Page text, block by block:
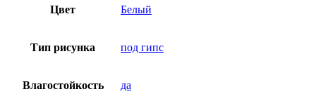
Цвет Белый
Тип рисунка под гипс
Влагостойкость да